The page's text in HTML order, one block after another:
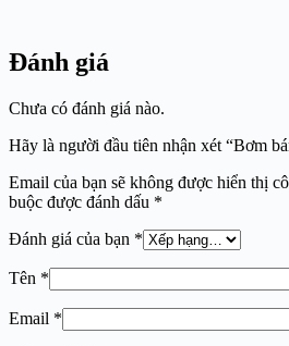
Đánh giá
Chưa có đánh giá nào.
Hãy là người đầu tiên nhận xét “Bơm
Email của bạn sẽ không được hiển thị
buộc được đánh dấu *
Đánh giá của bạn *
Tên *
Email *